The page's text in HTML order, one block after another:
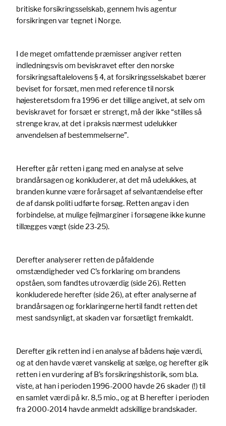
britiske forsikringsselskab, gennem hvis agentur
forsikringen var tegnet i Norge.
I de meget omfattende præmisser angiver retten
indledningsvis om beviskravet efter den norske
forsikringsaftalelovens § 4, at forsikringsselskabet bærer
beviset for forsæt, men med reference til norsk
højesteretsdom fra 1996 er det tillige angivet, at selv om
beviskravet for forsæt er strengt, må der ikke “stilles så
strenge krav, at det i praksis nærmest udelukker
anvendelsen af bestemmelserne”.
Herefter går retten i gang med en analyse at selve
brandårsagen og konkluderer, at det må udelukkes, at
branden kunne være forårsaget af selvantændelse efter
de af dansk politi udførte forsøg. Retten angav i den
forbindelse, at mulige fejlmarginer i forsøgene ikke kunne
tillægges vægt (side 23-25).
Derefter analyserer retten de påfaldende
omstændigheder ved C’s forklaring om brandens
opståen, som fandtes utroværdig (side 26). Retten
konkluderede herefter (side 26), at efter analyserne af
brandårsagen og forklaringerne hertil fandt retten det
mest sandsynligt, at skaden var forsætligt fremkaldt.
Derefter gik retten ind i en analyse af bådens høje værdi,
og at den havde været vanskelig at sælge, og herefter gik
retten i en vurdering af B’s forsikringshistorik, som bl.a.
viste, at han i perioden 1996-2000 havde 26 skader (!) til
en samlet værdi på kr. 8,5 mio., og at B herefter i perioden
fra 2000-2014 havde anmeldt adskillige brandskader.